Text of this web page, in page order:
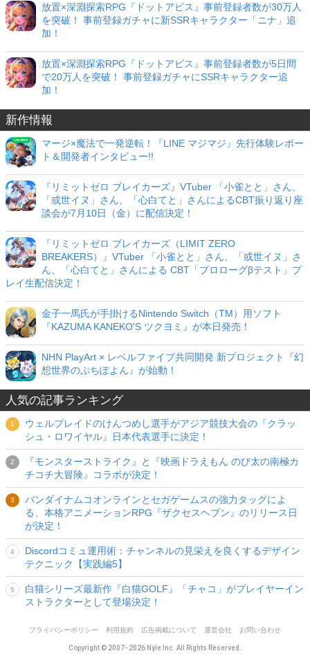
放置×深淵探索RPG『ドットアビス』事前登録者数が30万人
を突破！ 事前登録ガチャに新SSRキャラクター「ニナ」追
加！
放置×深淵探索RPG『ドットアビス』事前登録者数が5日間
で20万人を突破！ 事前登録ガチャにSSRキャラクター追
加！
新作情報
マージ×魔法で一発逆転！『LINE マジマジ』先行体験レポー
ト＆開発者インタビュー!!
『リミットゼロ ブレイカーズ』VTuber 「小雀とと」さん、
「或世イヌ」さん、「心白てと」さんによるCBT振り返り座
談会が7月10日（金）に配信決定！
『リミットゼロ ブレイカーズ（LIMIT ZERO
BREAKERS）』VTuber 「小雀とと」さん、「或世イヌ」さ
ん、「心白てと」さんによる CBT「プロローグβテスト」プ
レイ生配信決定！
金子一馬氏が手掛けるNintendo Switch（TM）用ソフト
『KAZUMA KANEKO'S ツクヨミ』が本日発売！
NHN PlayArt × レベルファイブ共同開発 新プロジェクト『幻
想世界のぷちぽよん』が始動！
人気の記事ランキング
ウェルプレイドのけんつめし選手がアジア競技大会の『クラッ
シュ・ロワイヤル』日本代表選手に決定！
『モンスターストライク』と『映画ドラえもん のび太の南極カ
チコチ大冒険』コラボが決定！
バンダイナムコオンラインとセガゲームスの強力タッグによ
る、本格アニメーションRPG『ザクセスヘブン』のリリース日
が決定！
Discordコミュ運用術：チャンネルの見栄えを良くするデザイン
テクニック【実践編5】
白猫シリーズ最新作『白猫GOLF』「チャコ」がプレイヤーイン
ストラクターとして登場決定！
プライバシーポリシー 利用規約 広告掲載について 運営会社 お問い合わせ
Copyright © 2007- 2026 Nyle Inc. All Rights Reserved.